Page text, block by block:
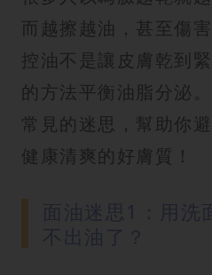
而越擦越油，甚至傷
控油不是讓皮膚乾到
的方法平衡油脂分泌
常見的迷思，幫助你
健康清爽的好膚質！